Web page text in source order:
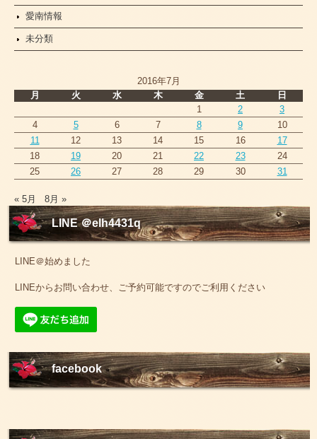
愛南情報
未分類
2016年7月
月
火 水 木 金 土
日
1
2
3
4
5 6 7 8 9
10
11
12 13 14 15 16
17
18
19 20 21 22 23
24
25
26 27 28 29 30 31
« 5月 8月 »
LINE ＠elh4431q
LINE＠始めました
LINEからお問い合わせ、ご予約可能ですのでご利用ください
facebook